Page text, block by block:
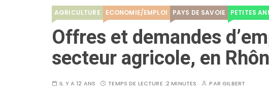
AGRICULTURE ECONOMIE/EMPLOI PAYS DE SAVOIE PETITES
Offres et demandes
secteur agricole, en
IL Y A 12 ANS TEMPS DE LECTURE :2 MINUTES PARGILBERT